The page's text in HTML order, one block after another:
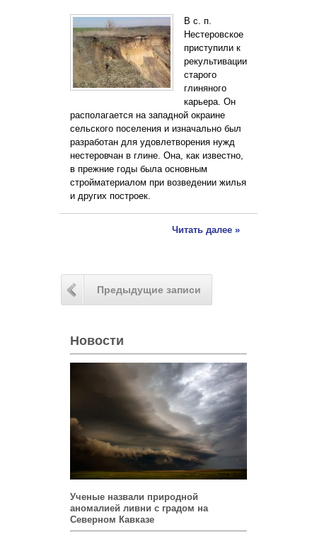
В с. п.
Нестеровское
приступили к
рекультивации
старого
глиняного
карьера. Он
располагается на западной окраине
сельского поселения и изначально был
разработан для удовлетворения нужд
нестеровчан в глине. Она, как известно,
в прежние годы была основным
стройматериалом при возведении жилья
и других построек.
Читать далее »
Предыдущие записи
Новости
Ученые назвали природной
аномалией ливни с градом на
Северном Кавказе